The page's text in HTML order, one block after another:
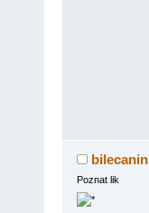
bilecanin
Poznat lik